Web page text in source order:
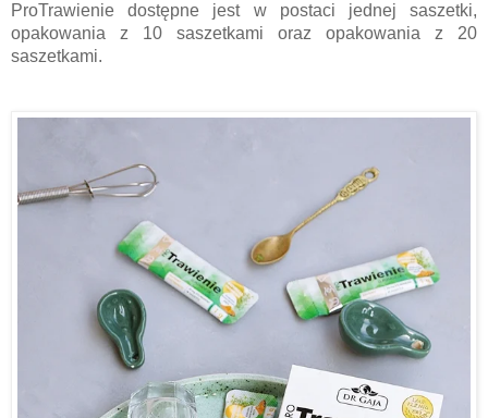
ProTrawienie dostępne jest w postaci jednej saszetki,
opakowania z 10 saszetkami oraz opakowania z 20
saszetkami.